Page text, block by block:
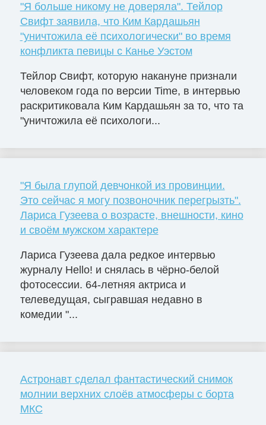
"Я больше никому не доверяла". Тейлор
Свифт заявила, что Ким Кардашьян
"уничтожила её психологически" во время
конфликта певицы с Канье Уэстом
Тейлор Свифт, которую накануне признали
человеком года по версии Time, в интервью
раскритиковала Ким Кардашьян за то, что та
"уничтожила её психологи...
"Я была глупой девчонкой из провинции.
Это сейчас я могу позвоночник перегрызть".
Лариса Гузеева о возрасте, внешности, кино
и своём мужском характере
Лариса Гузеева дала редкое интервью
журналу Hello! и снялась в чёрно-белой
фотосессии. 64-летняя актриса и
телеведущая, сыгравшая недавно в
комедии "...
Астронавт сделал фантастический снимок
молнии верхних слоёв атмосферы с борта
МКС